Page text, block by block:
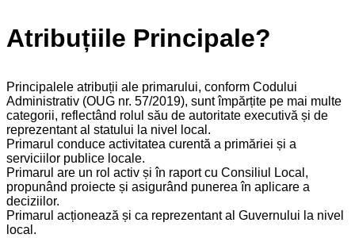
Atribuțiile Principale?
Principalele atribuții ale primarului, conform Codului
Administrativ (OUG nr. 57/2019), sunt împărțite pe mai multe
categorii, reflectând rolul său de autoritate executivă și de
reprezentant al statului la nivel local.
Primarul conduce activitatea curentă a primăriei și a
serviciilor publice locale.
Primarul are un rol activ și în raport cu Consiliul Local,
propunând proiecte și asigurând punerea în aplicare a
deciziilor.
Primarul acționează și ca reprezentant al Guvernului la nivel
local.